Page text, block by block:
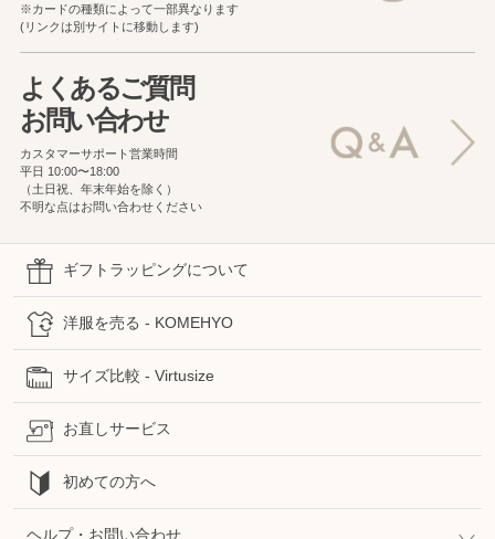
※カードの種類によって一部異なります
(リンクは別サイトに移動します)
よくあるご質問
お問い合わせ
カスタマーサポート営業時間
平日 10:00〜18:00
（土日祝、年末年始を除く）
不明な点はお問い合わせください
ギフトラッピングについて
洋服を売る - KOMEHYO
サイズ比較 - Virtusize
お直しサービス
初めての方へ
ヘルプ・お問い合わせ